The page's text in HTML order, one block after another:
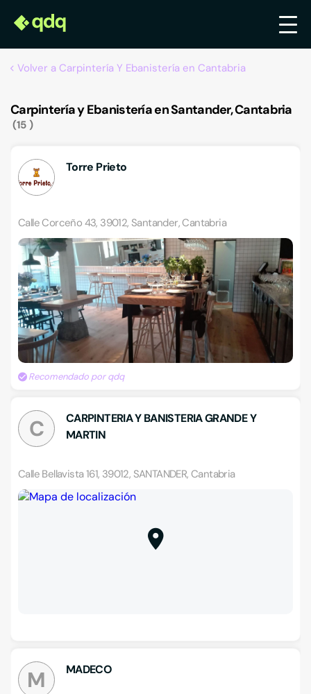
Volver a Carpintería Y Ebanistería en Cantabria
Carpintería y Ebanistería en Santander, Cantabria
15
Torre Prieto
Calle Corceño 43, 39012, Santander, Cantabria
Recomendado por qdq
C
CARPINTERIA Y BANISTERIA GRANDE Y
MARTIN
Calle Bellavista 161, 39012, SANTANDER, Cantabria
M MADECO